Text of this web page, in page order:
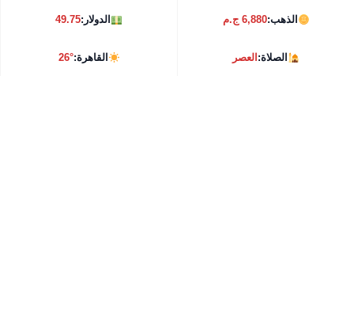
الذهب:6,880 ج.م الدولار:49.75
الصلاة:العصر القاهرة:26°